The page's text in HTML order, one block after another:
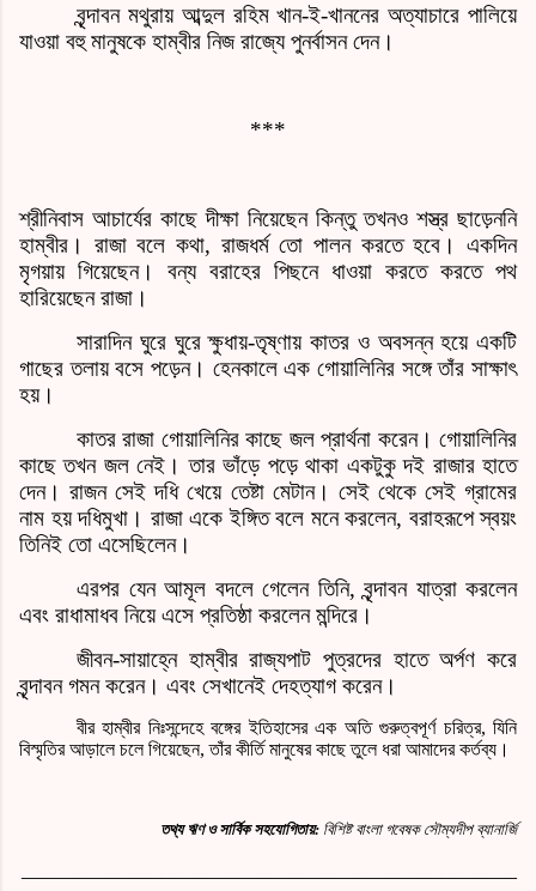
বৃন্দাবন মথুরায় আব্দুল রহিম খান-ই-খাননের অত্যাচারে পালিয়ে
যাওয়া বহু মানুষকে হাম্বীর নিজ রাজ্যে পুনর্বাসন দেন।
***
শ্রীনিবাস আচার্যের কাছে দীক্ষা নিয়েছেন কিন্তু তখনও শস্ত্র ছাড়েননি
হাম্বীর। রাজা বলে কথা, রাজধর্ম তো পালন করতে হবে। একদিন
মৃগয়ায় গিয়েছেন। বন্য বরাহের পিছনে ধাওয়া করতে করতে পথ
হারিয়েছেন রাজা।
সারাদিন ঘুরে ঘুরে ক্ষুধায়-তৃষ্ণায় কাতর ও অবসন্ন হয়ে একটি
গাছের তলায় বসে পড়েন। হেনকালে এক গোয়ালিনির সঙ্গে তাঁর সাক্ষাৎ
হয়।
কাতর রাজা গোয়ালিনির কাছে জল প্রার্থনা করেন। গোয়ালিনির
কাছে তখন জল নেই। তার ভাঁড়ে পড়ে থাকা একটুকু দই রাজার হাতে
দেন। রাজন সেই দধি খেয়ে তেষ্টা মেটান। সেই থেকে সেই গ্রামের
নাম হয় দধিমুখা। রাজা একে ইঙ্গিত বলে মনে করলেন, বরাহরূপে স্বয়ং
তিনিই তো এসেছিলেন।
এরপর যেন আমূল বদলে গেলেন তিনি, বৃন্দাবন যাত্রা করলেন
এবং রাধামাধব নিয়ে এসে প্রতিষ্ঠা করলেন মন্দিরে।
জীবন-সায়াহ্নে হাম্বীর রাজ্যপাট পুত্রদের হাতে অর্পণ করে
বৃন্দাবন গমন করেন। এবং সেখানেই দেহত্যাগ করেন।
বীর হাম্বীর নিঃসন্দেহে বঙ্গের ইতিহাসের এক অতি গুরুত্বপূর্ণ চরিত্র,যিনি
বিস্মৃতির আড়ালে চলে গিয়েছেন,তাঁর কীর্তি মানুষের কাছে তুলে ধরা আমাদের কর্তব্য।
তথ্য ঋণ ও সার্বিক সহযোগিতায়: বিশিষ্ট বাংলা গবেষক সৌম্যদীপ ব্যানার্জি